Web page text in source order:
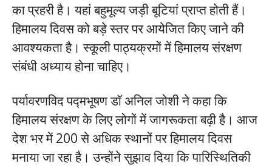
का प्रहरी है। यहां बहुमूल्य जड़ी बूटियां प्राप्त होती हैं।
हिमालय दिवस को बड़े स्तर पर आयेजित किए जाने की
आवश्यकता है। स्कूली पाठ्यक्रमों में हिमालय संरक्षण
संबंधी अध्याय होना चाहिए।
पर्यावरणविद पद्मभूषण डॉ अनिल जोशी ने कहा कि
हिमालय संरक्षण के लिए लोगों में जागरूकता बढ़ी है। आज
देश भर में 200 से अधिक स्थानों पर हिमालय दिवस
मनाया जा रहा है। उन्होंने सुझाव दिया कि पारिस्थितिकी